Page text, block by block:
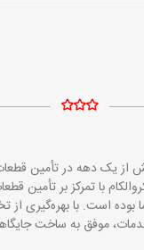
از یک دهه در تأمین
مایکروالکام با تمرکز بر
بوده است. با بهره‌گیری
موفق به ساخت